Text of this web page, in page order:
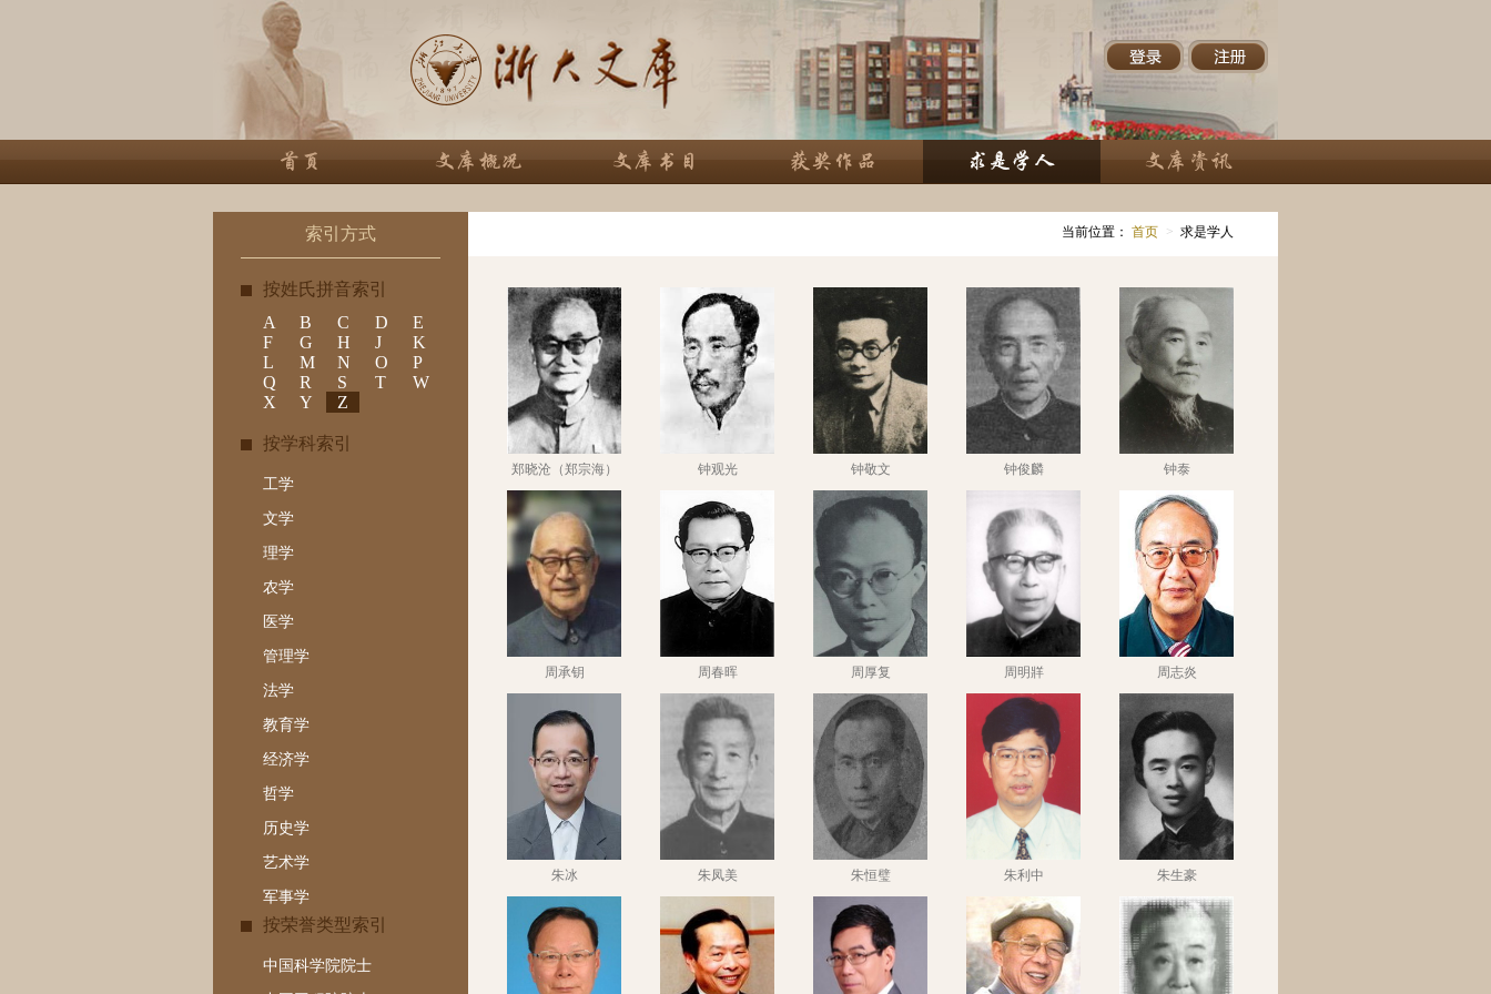
索引方式
按姓氏拼音索引
A
B C D
E
F
G H J
K
L
M N O
P
Q
R S T
W
X
Y Z
按学科索引
工学
文学
理学
农学
医学
管理学
法学
教育学
经济学
哲学
历史学
艺术学
军事学
按荣誉类型索引
中国科学院院士
当前位置： 首页 > 求是学人
郑晓沧（郑宗海） 钟观光 钟敬文 钟俊麟 钟泰
周承钥 周春晖 周厚复 周明牂 周志炎
朱冰 朱凤美 朱恒璧 朱利中 朱生豪